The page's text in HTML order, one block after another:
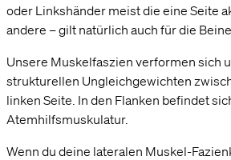
oder Linkshänder meist die eine Seite
andere – gilt natürlich auch für die Beine.
Unsere Muskelfaszien verformen sich
strukturellen Ungleichgewichten
linken Seite. In den Flanken befindet
Atemhilfsmuskulatur.
Wenn du deine lateralen Muskel-